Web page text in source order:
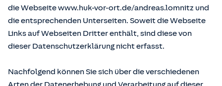
die Webseite www.huk-vor-ort.de/andreas.lomnitz und
die entsprechenden Unterseiten. Soweit die Webseite
Links auf Webseiten Dritter enthält, sind diese von
dieser Datenschutzerklärung nicht erfasst.
Nachfolgend können Sie sich über die verschiedenen